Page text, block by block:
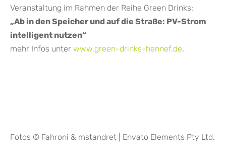
Veranstaltung im Rahmen der Reihe Green Drinks:
„Ab in den Speicher und auf die Straße: PV-Strom
intelligent nutzen“
mehr Infos unter www.green-drinks-hennef.de.
Fotos © Fahroni & mstandret | Envato Elements Pty Ltd.